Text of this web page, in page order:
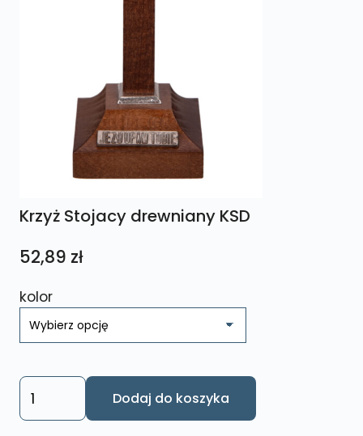
Krzyż Stojacy drewniany KSD
52,89 zł
kolor
ilość
Krzyż
Dodaj do koszyka